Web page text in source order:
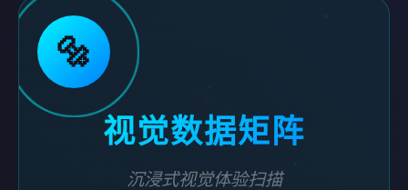
🔩
视觉数据矩阵
沉浸式视觉体验扫描